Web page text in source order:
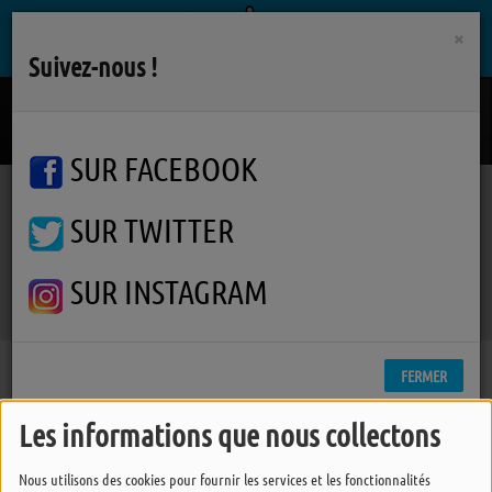
Les informations que nous collectons
Nous utilisons des cookies pour fournir les services et les fonctionnalités
Podcasts Furie de Temps
Furie de Temps
×
Suivez-nous !
SUR FACEBOOK
SUR TWITTER
SUR INSTAGRAM
FERMER